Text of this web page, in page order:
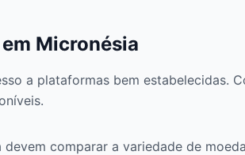
Micronésia
a plataformas bem estabelecidas.
comparar a variedade de